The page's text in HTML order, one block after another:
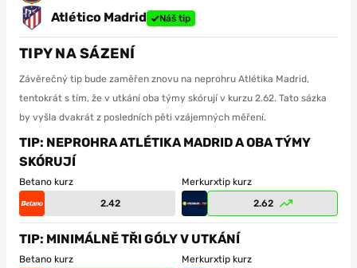
Atlético Madrid
Náš tip
TIPY NA SÁZENÍ
Závěrečný tip bude zaměřen znovu na neprohru Atlétika Madrid,
tentokrát s tím, že v utkání oba týmy skórují v kurzu 2.62. Tato sázka
by vyšla dvakrát z posledních pěti vzájemných měření.
TIP: NEPROHRA ATLÉTIKA MADRID A OBA TÝMY
SKÓRUJÍ
Betano kurz
2.42
Merkurxtip kurz
2.62
TIP: MINIMÁLNĚ TŘI GÓLY V UTKÁNÍ
Betano kurz
Merkurxtip kurz